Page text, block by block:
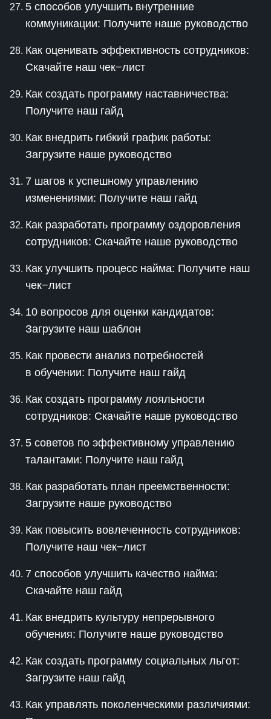
5 способов улучшить внутренние
коммуникации: Получите наше руководство
Как оценивать эффективность сотрудников:
Скачайте наш чек−лист
Как создать программу наставничества:
Получите наш гайд
Как внедрить гибкий график работы:
Загрузите наше руководство
7 шагов к успешному управлению
изменениями: Получите наш гайд
Как разработать программу оздоровления
сотрудников: Скачайте наше руководство
Как улучшить процесс найма: Получите наш
чек−лист
10 вопросов для оценки кандидатов:
Загрузите наш шаблон
Как провести анализ потребностей
в обучении: Получите наш гайд
Как создать программу лояльности
сотрудников: Скачайте наше руководство
5 советов по эффективному управлению
талантами: Получите наш гайд
Как разработать план преемственности:
Загрузите наше руководство
Как повысить вовлеченность сотрудников:
Получите наш чек−лист
7 способов улучшить качество найма:
Скачайте наш гайд
Как внедрить культуру непрерывного
обучения: Получите наше руководство
Как создать программу социальных льгот:
Загрузите наш гайд
Как управлять поколенческими различиями: